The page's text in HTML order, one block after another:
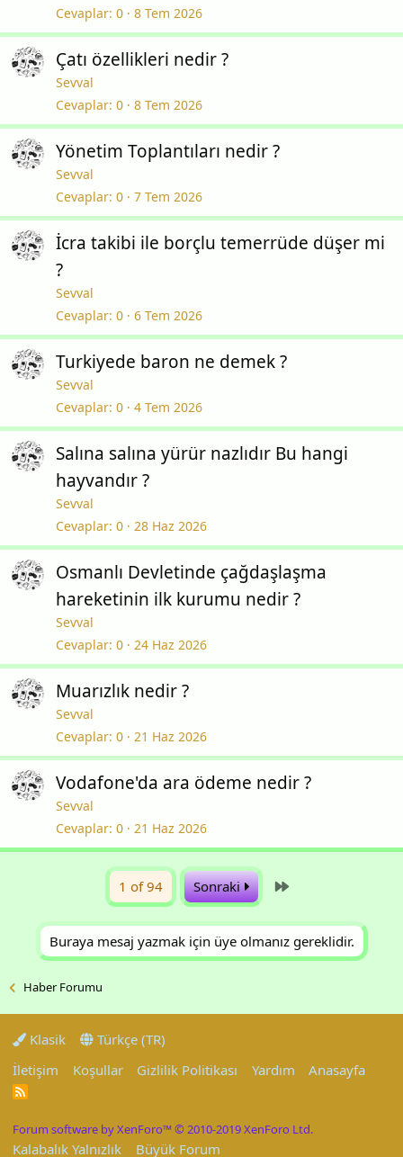
Cevaplar 0 8 Tem 2026
Çatı özellikleri nedir ?
Sevval
Cevaplar 0 8 Tem 2026
Yönetim Toplantıları nedir ?
Sevval
Cevaplar 0 7 Tem 2026
İcra takibi ile borçlu temerrüde düşer mi
?
Sevval
Cevaplar 0 6 Tem 2026
Turkiyede baron ne demek ?
Sevval
Cevaplar 0 4 Tem 2026
Salına salına yürür nazlıdır Bu hangi
hayvandır ?
Sevval
Cevaplar 0 28 Haz 2026
Osmanlı Devletinde çağdaşlaşma
hareketinin ilk kurumu nedir ?
Sevval
Cevaplar 0 24 Haz 2026
Muarızlık nedir ?
Sevval
Cevaplar 0 21 Haz 2026
Vodafone'da ara ödeme nedir ?
Sevval
Cevaplar 0 21 Haz 2026
1 of 94 Sonraki Last
Buraya mesaj yazmak için üye olmanız gereklidir.
Haber Forumu
Klasik
Türkçe (TR)
İletişim
Koşullar Gizlilik Politikası Yardım Anasayfa
R
Forum software by XenForo™ © 2010-2019 XenForo Ltd.
Kalabalık Yalnızlık Büyük Forum